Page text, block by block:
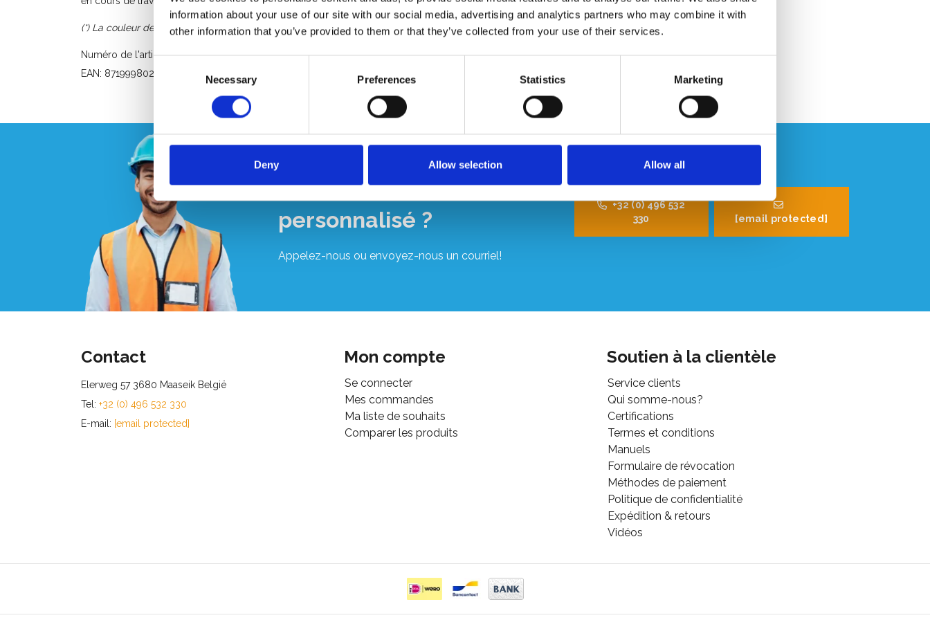
information about your use of our site with our social media, advertising and analytics partners who may combine it with
other information that you’ve provided to them or that they’ve collected from your use of their services.
Selection
Necessary Preferences Statistics Marketing
Deny Allow selection Allow all
Note des clients 9.2/10
(*) La couleur de cet article peut varier.
Numéro de l'article: 90608200
EAN: 8719998022728
Vous souhaitez un devis
personnalisé ?
Appelez-nous ou envoyez-nous un courriel!
+32 (0) 496 532
330
[email protected]
Contact
Elerweg 57 3680 Maaseik België
Tel: +32 (0) 496 532 330
E-mail: [email protected]
Mon compte
Se connecter
Mes commandes
Ma liste de souhaits
Comparer les produits
Soutien à la clientèle
Service clients
Qui somme-nous?
Certifications
Termes et conditions
Manuels
Formulaire de révocation
Méthodes de paiement
Politique de confidentialité
Expédition & retours
Vidéos